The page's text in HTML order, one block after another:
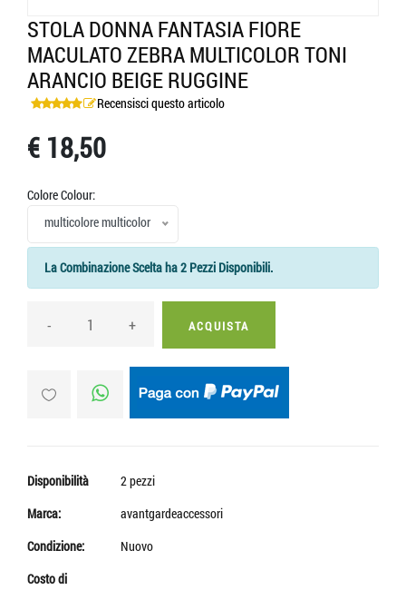
STOLA DONNA FANTASIA FIORE
MACULATO ZEBRA MULTICOLOR TONI
ARANCIO BEIGE RUGGINE
Recensisci questo articolo
€ 18,50
Colore Colour:
multicolore multicolor
La Combinazione Scelta ha 2 Pezzi Disponibili.
- + ACQUISTA
Disponibilità
2 pezzi
Marca:
avantgardeaccessori
Condizione:
Nuovo
Costo di